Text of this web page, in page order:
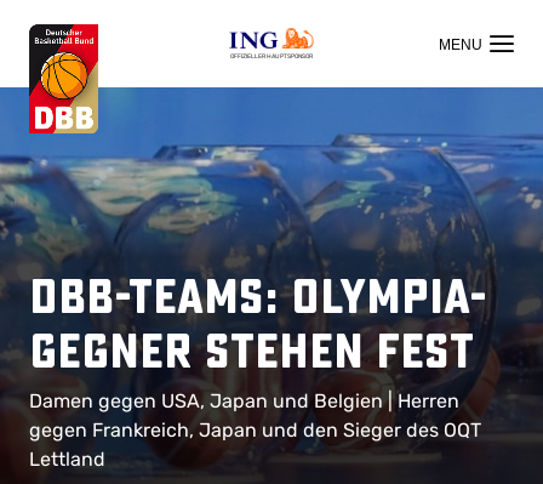
OFFIZIELLER HAUPTSPONSOR
DBB-Teams: Olympia-
Gegner stehen fest
Damen gegen USA, Japan und Belgien | Herren
gegen Frankreich, Japan und den Sieger des OQT
Lettland